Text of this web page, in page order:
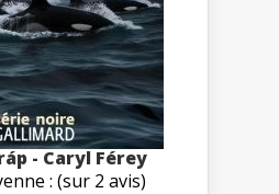
- Caryl Férey
: (sur 2 avis)